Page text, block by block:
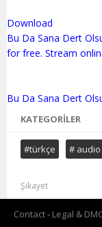
Download
Bu Da Sana Dert
for free. Stream
KATEGORILER
#türkçe # audio
Şikayet
Contact Legal &